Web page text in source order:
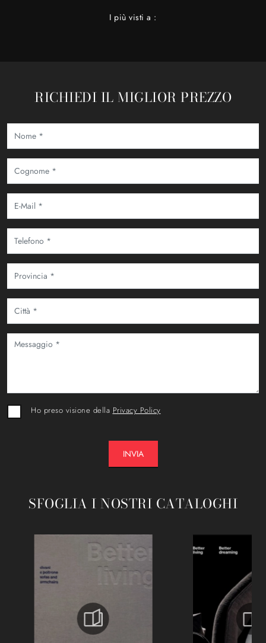
I più visti a :
RICHIEDI IL MIGLIOR PREZZO
Ho preso visione della Privacy Policy
INVIA
SFOGLIA I NOSTRI CATALOGHI